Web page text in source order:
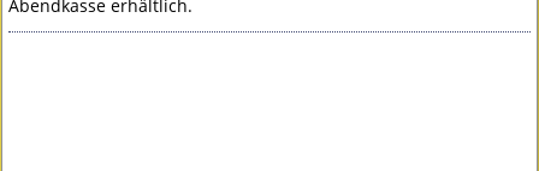
Abendkasse erhältlich.